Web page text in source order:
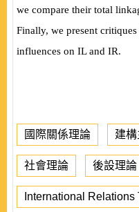
we compare their total
Finally, we present
influences on IL and IR.
國際關係理論 建
社會理論 後設理論
International Relations